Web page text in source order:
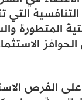
التنافسية التي
المتطورة
الفرص